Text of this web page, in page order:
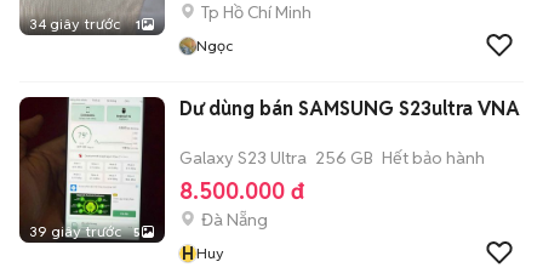
34 giây trước 1
Tp Hồ Chí Minh
Ngọc
39 giây trước 5
Dư dùng bán SAMSUNG S23ultra VNA
Galaxy S23 Ultra 256 GB Hết bảo hành
8.500.000 đ
Đà Nẵng
HHuy